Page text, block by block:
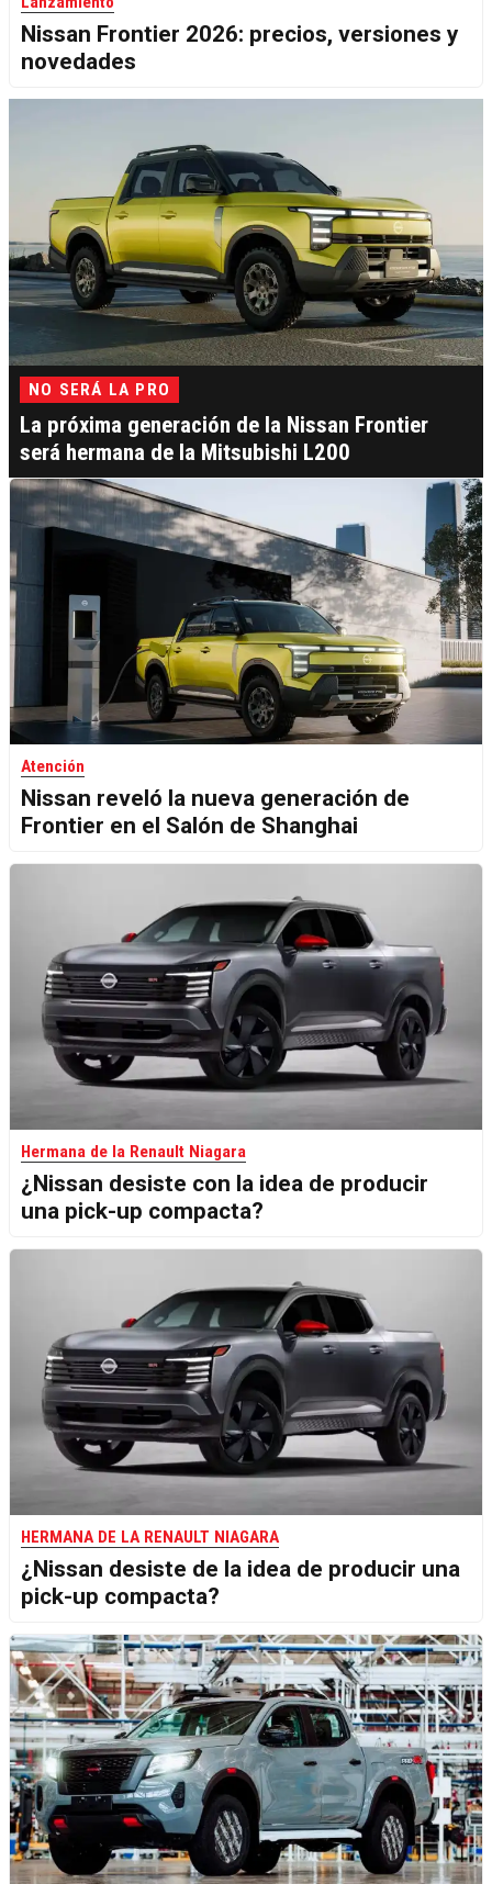
Nissan Frontier 2026: precios, versiones y
novedades
NO SERÁ LA PRO
La próxima generación de la Nissan Frontier
será hermana de la Mitsubishi L200
Atención
Nissan reveló la nueva generación de
Frontier en el Salón de Shanghai
Hermana de la Renault Niagara
¿Nissan desiste con la idea de producir
una pick-up compacta?
HERMANA DE LA RENAULT NIAGARA
¿Nissan desiste de la idea de producir una
pick-up compacta?